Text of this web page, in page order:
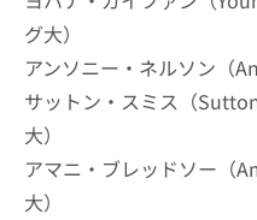
グ大）
アンソニー・ネルソン（
サットン・スミス（
大）
アマニ・ブレッドソー（
大）